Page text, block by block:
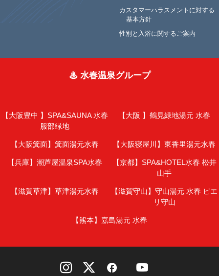
カスタマーハラスメントに対する
基本方針
性別と入浴に関するご案内
♨ 水春温泉グループ
【大阪豊中 】 SPA&SAUNA 水春
服部緑地
【大阪 】 鶴見緑地湯元 水春
【大阪箕面】 箕面湯元水春 【大阪寝屋川】 東香里湯元水春
【兵庫】 潮芦屋温泉SPA水春 【京都】 SPA&HOTEL水春 松井
山手
【滋賀草津】 草津湯元水春 【滋賀守山】 守山湯元 水春 ピエ
リ守山
【熊本】 嘉島湯元 水春